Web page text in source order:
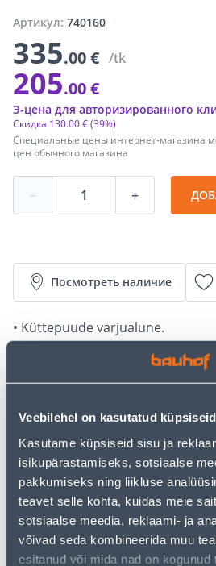
Veebilehel on kasutatud
Kasutame küpsiseid sisu ja
isikupärastamiseks, sotsiaalse
pakkumiseks ning liikluse
teavet selle kohta, kuidas meie
sotsiaalse meedia, reklaami- ja
võivad seda kombineerida muu
esitanud või mida nad on kogunud
Артикул: 740160
335.00 € /tk
205.00 €
Специальные цены интернет-магазина
цен обычного магазина
Скидка 130.00 €(39%)
Э-цена для авторизированного
− +
Посмотреть наличие
• Küttepuude varjualune.
• Mõõdud: 217 x 89 x 154/142 cm.
• 14-päevane tagastusõigus.
• HANKIJA LAOST TELLITAV
Депозит